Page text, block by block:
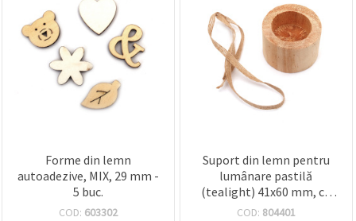
Forme din lemn
autoadezive, MIX, 29 mm -
5 buc.
COD: 603302
Suport din lemn pentru
lumânare pastilă
(tealight) 41x60 mm, cu
panglică din iută 530x7
COD: 804401